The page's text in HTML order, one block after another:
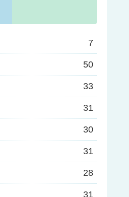
7
50
33
31
30
31
28
31